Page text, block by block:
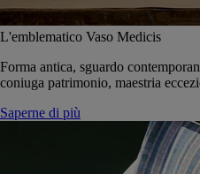
L'emblematico Vaso Medicis
Forma antica, sguardo
coniuga patrimonio, maestria
Saperne di più